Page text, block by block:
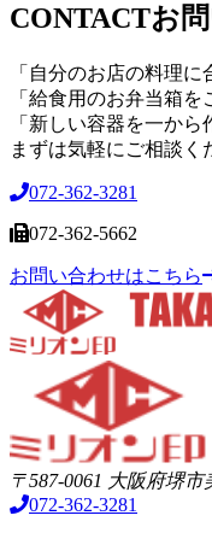
CONTACTお
「自分のお店の料理
「給食用のお弁当箱
「新しい容器を一から
まずは気軽にご相談く
072-362-3281
072-362-5662
お問い合わせはこちら
〒587-0061 大阪府堺
072-362-3281